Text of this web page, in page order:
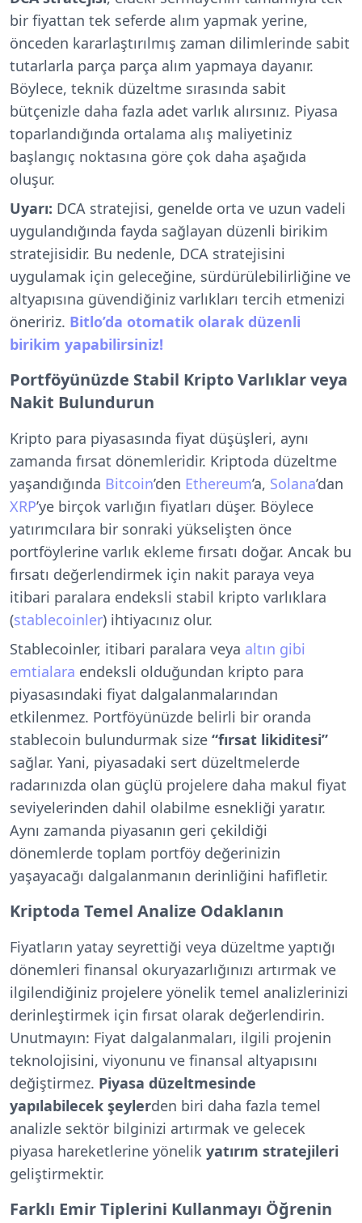
bir fiyattan tek seferde alım yapmak yerine,
önceden kararlaştırılmış zaman dilimlerinde sabit
tutarlarla parça parça alım yapmaya dayanır.
Böylece, teknik düzeltme sırasında sabit
bütçenizle daha fazla adet varlık alırsınız. Piyasa
toparlandığında ortalama alış maliyetiniz
başlangıç noktasına göre çok daha aşağıda
oluşur.
Uyarı: DCA stratejisi, genelde orta ve uzun vadeli
uygulandığında fayda sağlayan düzenli birikim
stratejisidir. Bu nedenle, DCA stratejisini
uygulamak için geleceğine, sürdürülebilirliğine ve
altyapısına güvendiğiniz varlıkları tercih etmenizi
öneririz. Bitlo’da otomatik olarak düzenli
birikim yapabilirsiniz!
Portföyünüzde Stabil Kripto Varlıklar veya
Nakit Bulundurun
Kripto para piyasasında fiyat düşüşleri, aynı
zamanda fırsat dönemleridir. Kriptoda düzeltme
yaşandığında Bitcoin’den Ethereum’a, Solana’dan
XRP’ye birçok varlığın fiyatları düşer. Böylece
yatırımcılara bir sonraki yükselişten önce
portföylerine varlık ekleme fırsatı doğar. Ancak bu
fırsatı değerlendirmek için nakit paraya veya
itibari paralara endeksli stabil kripto varlıklara
(stablecoinler) ihtiyacınız olur.
Stablecoinler, itibari paralara veya altın gibi
emtialara endeksli olduğundan kripto para
piyasasındaki fiyat dalgalanmalarından
etkilenmez. Portföyünüzde belirli bir oranda
stablecoin bulundurmak size “fırsat likiditesi”
sağlar. Yani, piyasadaki sert düzeltmelerde
radarınızda olan güçlü projelere daha makul fiyat
seviyelerinden dahil olabilme esnekliği yaratır.
Aynı zamanda piyasanın geri çekildiği
dönemlerde toplam portföy değerinizin
yaşayacağı dalgalanmanın derinliğini hafifletir.
Kriptoda Temel Analize Odaklanın
Fiyatların yatay seyrettiği veya düzeltme yaptığı
dönemleri finansal okuryazarlığınızı artırmak ve
ilgilendiğiniz projelere yönelik temel analizlerinizi
derinleştirmek için fırsat olarak değerlendirin.
Unutmayın: Fiyat dalgalanmaları, ilgili projenin
teknolojisini, viyonunu ve finansal altyapısını
değiştirmez. Piyasa düzeltmesinde
yapılabilecek şeylerden biri daha fazla temel
analizle sektör bilginizi artırmak ve gelecek
piyasa hareketlerine yönelik yatırım stratejileri
geliştirmektir.
Farklı Emir Tiplerini Kullanmayı Öğrenin